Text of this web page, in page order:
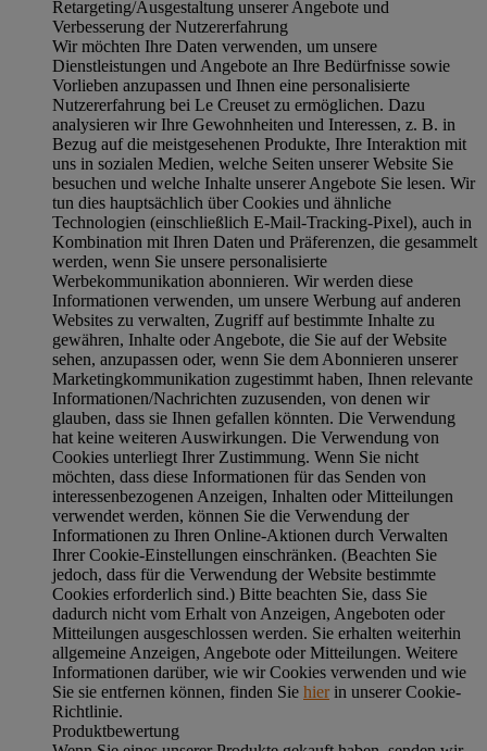
Retargeting/Ausgestaltung unserer Angebote und
Verbesserung der Nutzererfahrung
Wir möchten Ihre Daten verwenden, um unsere
Dienstleistungen und Angebote an Ihre Bedürfnisse sowie
Vorlieben anzupassen und Ihnen eine personalisierte
Nutzererfahrung bei Le Creuset zu ermöglichen. Dazu
analysieren wir Ihre Gewohnheiten und Interessen, z. B. in
Bezug auf die meistgesehenen Produkte, Ihre Interaktion mit
uns in sozialen Medien, welche Seiten unserer Website Sie
besuchen und welche Inhalte unserer Angebote Sie lesen. Wir
tun dies hauptsächlich über Cookies und ähnliche
Technologien (einschließlich E-Mail-Tracking-Pixel), auch in
Kombination mit Ihren Daten und Präferenzen, die gesammelt
werden, wenn Sie unsere personalisierte
Werbekommunikation abonnieren. Wir werden diese
Informationen verwenden, um unsere Werbung auf anderen
Websites zu verwalten, Zugriff auf bestimmte Inhalte zu
gewähren, Inhalte oder Angebote, die Sie auf der Website
sehen, anzupassen oder, wenn Sie dem Abonnieren unserer
Marketingkommunikation zugestimmt haben, Ihnen relevante
Informationen/Nachrichten zuzusenden, von denen wir
glauben, dass sie Ihnen gefallen könnten. Die Verwendung
hat keine weiteren Auswirkungen. Die Verwendung von
Cookies unterliegt Ihrer Zustimmung. Wenn Sie nicht
möchten, dass diese Informationen für das Senden von
interessenbezogenen Anzeigen, Inhalten oder Mitteilungen
verwendet werden, können Sie die Verwendung der
Informationen zu Ihren Online-Aktionen durch Verwalten
Ihrer Cookie-Einstellungen einschränken. (Beachten Sie
jedoch, dass für die Verwendung der Website bestimmte
Cookies erforderlich sind.) Bitte beachten Sie, dass Sie
dadurch nicht vom Erhalt von Anzeigen, Angeboten oder
Mitteilungen ausgeschlossen werden. Sie erhalten weiterhin
allgemeine Anzeigen, Angebote oder Mitteilungen. Weitere
Informationen darüber, wie wir Cookies verwenden und wie
Sie sie entfernen können, finden Sie hierin unserer Cookie-
Richtlinie.
Produktbewertung